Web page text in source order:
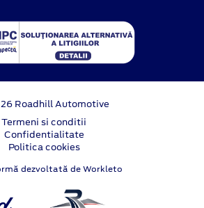
Roadhill Automotive
Termeni si conditii
Confidentialitate
Politica cookies
dezvoltată de Workleto